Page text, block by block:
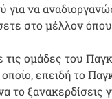
για να
στο μέλλον
τις ομάδες του
οποίο, επειδή το
το